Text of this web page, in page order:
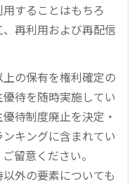
することはもちろ
再利用および再配信
の保有を権利確定の
待を随時実施してい
待制度廃止を決定・
キングに含まれてい
留意ください。
外の要素についても